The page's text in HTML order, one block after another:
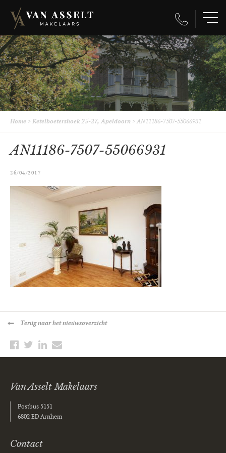
Home > Ketelboetershoek 25-27, Apeldoorn >AN11186-7507-55066931
AN11186-7507-55066931
26/04/2017
Terugnaar het nieuwsoverzicht
Van Asselt Makelaars
Postbus 5151
6802 ED Arnhem
Contact